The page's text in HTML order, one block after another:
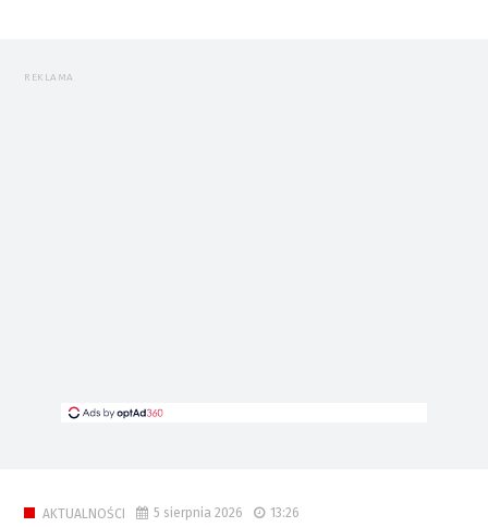
REKLAMA
AKTUALNOŚCI 5 sierpnia 2026 13:26